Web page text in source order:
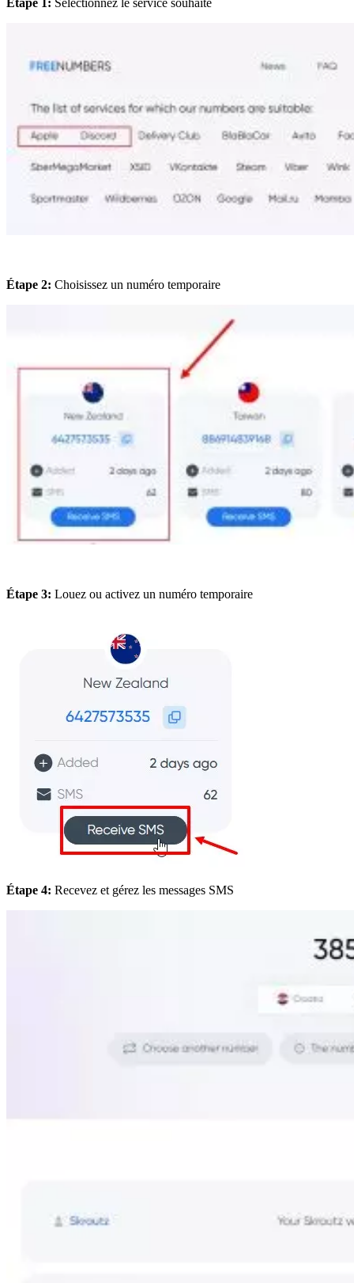
Étape 2: Choisissez un numéro temporaire
Étape 3: Louez ou activez un numéro temporaire
Étape 4: Recevez et gérez les messages SMS